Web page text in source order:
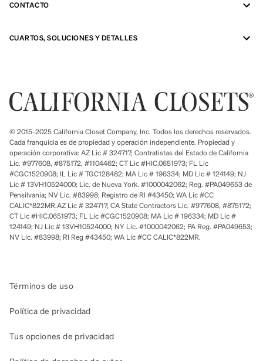
CONTACTO
CUARTOS, SOLUCIONES Y DETALLES
© 2015-2025 California Closet Company, Inc. Todos los derechos reservados.
Cada franquicia es de propiedad y operación independiente. Propiedad y
operación corporativa: AZ Lic # 324717; Contratistas del Estado de California
Lic. #977608, #875172, #1104462; CT Lic #HIC.0651973; FL Lic
#CGC1520908; IL Lic # TGC128482; MA Lic # 196334; MD Lic # 124149; NJ
Lic # 13VH10524000; Lic. de Nueva York. #1000042062; Reg. #PA049653 de
Pensilvania; NV Lic. #83998; Registro de RI #43450; WA Lic #CC
CALIC*822MR.AZ Lic # 324717; CA State Contractors Lic. #977608, #875172;
CT Lic #HIC.0651973; FL Lic #CGC1520908; MA Lic # 196334; MD Lic #
124149; NJ Lic # 13VH10524000; NY Lic. #1000042062; PA Reg. #PA049653;
NV Lic. #83998; RI Reg #43450; WA Lic #CC CALIC*822MR.
Términos de uso
Política de privacidad
Tus opciones de privacidad